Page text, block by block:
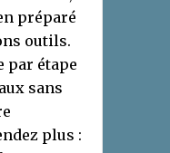
préparé
outils.
par étape
sans
plus :